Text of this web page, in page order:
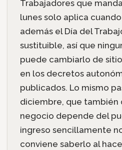
Trabajadores que
lunes solo aplica
además el Día del
sustituible, así que
puede cambiarlo de
en los decretos
publicados. Lo mismo
diciembre, que también
negocio depende del
ingreso sencillamente
conviene saberlo al